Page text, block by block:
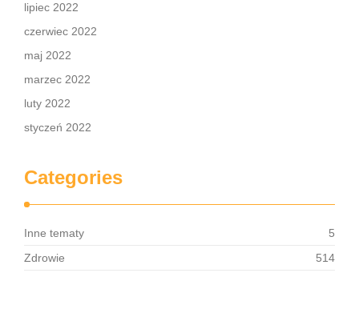
lipiec 2022
czerwiec 2022
maj 2022
marzec 2022
luty 2022
styczeń 2022
Categories
Inne tematy
5
Zdrowie
514